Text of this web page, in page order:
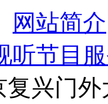
网站简介
听节目
兴门